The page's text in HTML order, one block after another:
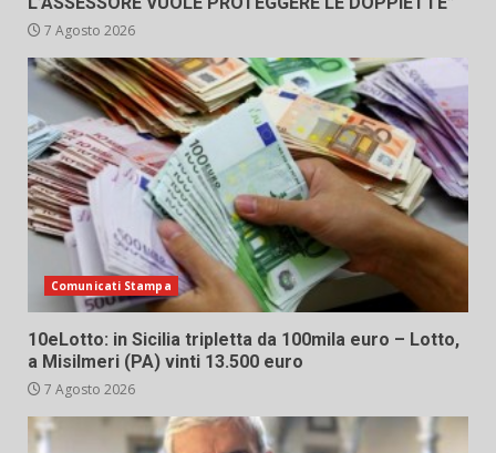
7 Agosto 2026
Comunicati Stampa
10eLotto: in Sicilia tripletta da 100mila euro – Lotto,
a Misilmeri (PA) vinti 13.500 euro
7 Agosto 2026